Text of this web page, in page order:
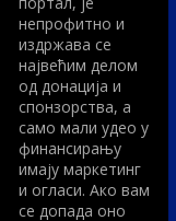
непрофитно и
издржава се
највећим делом
од донација и
спонзорства, а
само мали удео у
финансирању
имају маркетинг
и огласи. Ако вам
се допада оно